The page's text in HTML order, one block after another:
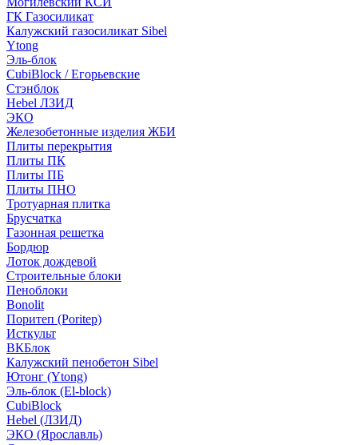
ГК Газосиликат
Калужский газосиликат Sibel
Ytong
Эль-блок
CubiBlock / Егорьевские
Стэнблок
Hebel ЛЗИД
ЭКО
Железобетонные изделия ЖБИ
Плиты перекрытия
Плиты ПК
Плиты ПБ
Плиты ПНО
Тротуарная плитка
Брусчатка
Газонная решетка
Бордюр
Лоток дождевой
Строительные блоки
Пеноблоки
Bonolit
Поритеп (Poritep)
Исткульт
ВКБлок
Калужский пенобетон Sibel
Ютонг (Ytong)
Эль-блок (El-block)
CubiBlock
Hebel (ЛЗИД)
ЭКО (Ярославль)